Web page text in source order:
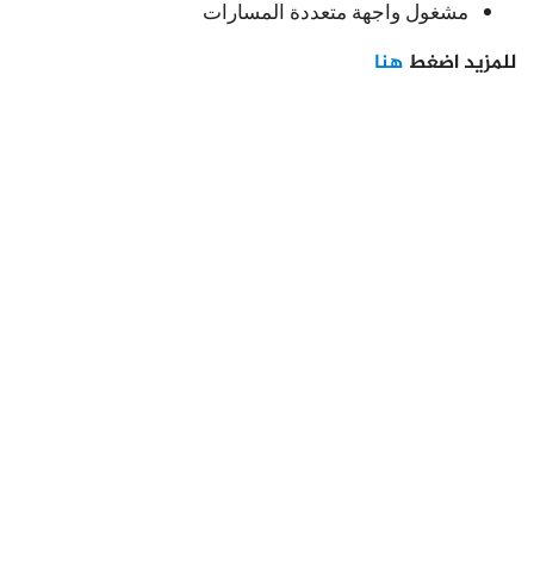
مشغول واجهة متعددة المسارات
للمزيد اضغط هنا